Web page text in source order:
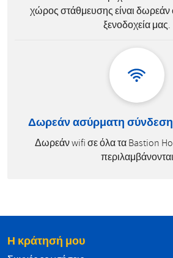
χώρος στάθμευσης είναι δωρεάν
ξενοδοχεία μας.
Δωρεάν ασύρματη σύνδεση
Δωρεάν wifi σε όλα τα Bastion
περιλαμβάνονται
Η κράτησή μου